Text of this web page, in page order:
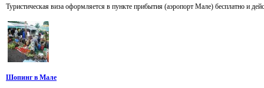
Туристическая виза оформляется в пункте прибытия (аэропорт Мале) бесплатно и
Шопинг в Мале